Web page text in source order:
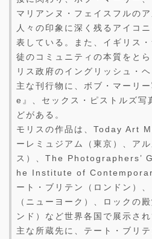
マリアンヌ・フェイスフルの
人々の印象に深く残るアイコ
表している。また、イギリス
徒のコミュニティの本質をと
リス政府のイングリッシュ・
主な刊行物に、ボブ・マーリ
e』、セックス・ピストルズ
どがある。
モリスの作品は、Today Art
ーレミュジアム（東京）、ア
ス）、The Photographers’
he Institute of
ート・ブリテン（ロンドン）
（ニューヨーク）、ロックの
ンド）など世界各国で展示され
主な所蔵先に、テート・ブリ